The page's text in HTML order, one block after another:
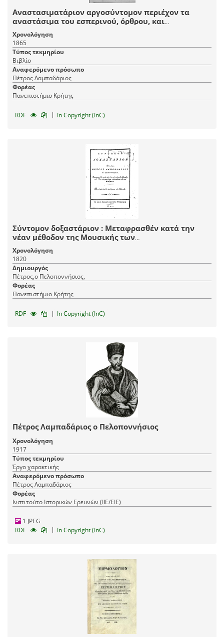
Αναστασιματάριον αργοσύντομον περιέχον τα
αναστάσιμα του εσπερινού, όρθρου, και
λειτουργίας, μετά των ένδεκα εωθινών καί τινων
άλλων εν τω τέλει / Μελοποιηθέν παρά Πέτρου
Λαμπαδαρίου του Πελοποννησίου.
Χρονολόγηση
1865
Τύπος τεκμηρίου
Βιβλίο
Αναφερόμενο πρόσωπο
Πέτρος Λαμπαδάριος
Φορέας
Πανεπιστήμιο Κρήτης
RDF | In Copyright (InC)
Σύντομον δοξαστάριον : Μεταφρασθέν κατά την
νέαν μέθοδον της Μουσικής των
Μουσικολογιωτάτων Διδασκάλων του νέου
Συστήματος. / του αοιδίμου Πέτρου Λαμπαδαρίου
του Πελοποννησίου.
Χρονολόγηση
1820
Δημιουργός
Πέτρος,ο Πελοποννήσιος,
Φορέας
Πανεπιστήμιο Κρήτης
RDF | In Copyright (InC)
Πέτρος Λαμπαδάριος ο Πελοποννήσιος
Χρονολόγηση
1917
Τύπος τεκμηρίου
Έργο χαρακτικής
Αναφερόμενο πρόσωπο
Πέτρος Λαμπαδάριος
Φορέας
Ινστιτούτο Ιστορικών Ερευνών (ΙΙΕ/ΕΙΕ)
1 JPEG
RDF
| In Copyright (InC)